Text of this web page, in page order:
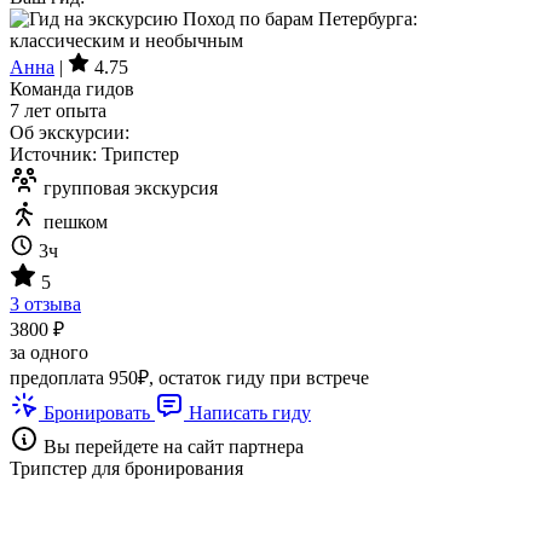
Анна |
4.75
Команда гидов
7 лет опыта
Об экскурсии:
Источник: Трипстер
групповая экскурсия
пешком
3ч
5
3 отзыва
3800 ₽
за одного
предоплата 950₽, остаток гиду при встрече
Бронировать
Написать гиду
Вы перейдете на сайт партнера
Трипстер для бронирования